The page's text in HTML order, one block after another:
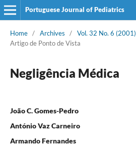
Portuguese Journal of Pediatrics
Home / Archives / Vol. 32 No. 6 (2001)
Artigo de Ponto de Vista
Negligência Médica
João C. Gomes-Pedro
António Vaz Carneiro
Armando Fernandes